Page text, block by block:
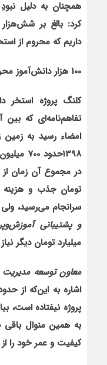
همچنان به دلیل نبودِ
کرد: بالغ بر
داریم که محروم از
100 هزار دانش‌آموز محروم از استخر!
تفاهم‌نامه‌ای که
امضاء رسید به
سرانجام می‌رسید،
و پشتیبانی
میلیارد تومان دیگر
معاون توسعه
اشاره به این‌که از
پروژه نیفتاده است،
به همین منوال باقی
کیفیت و عمر خود را